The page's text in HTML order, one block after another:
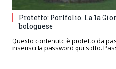
Protetto: Portfolio. La 1a
bolognese
Questo contenuto è protetto da
inserisci la password qui sotto.